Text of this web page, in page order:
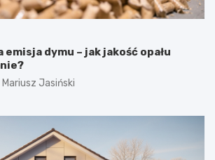
dymu – jak jakość opału
Mariusz Jasiński